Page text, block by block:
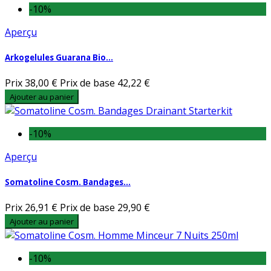
-10%
Aperçu
Arkogelules Guarana Bio...
Prix38,00 € Prix de base 42,22 €
Ajouter au panier
-10%
Aperçu
Somatoline Cosm. Bandages...
Prix 26,91 € Prix de base 29,90 €
Ajouter au panier
-10%